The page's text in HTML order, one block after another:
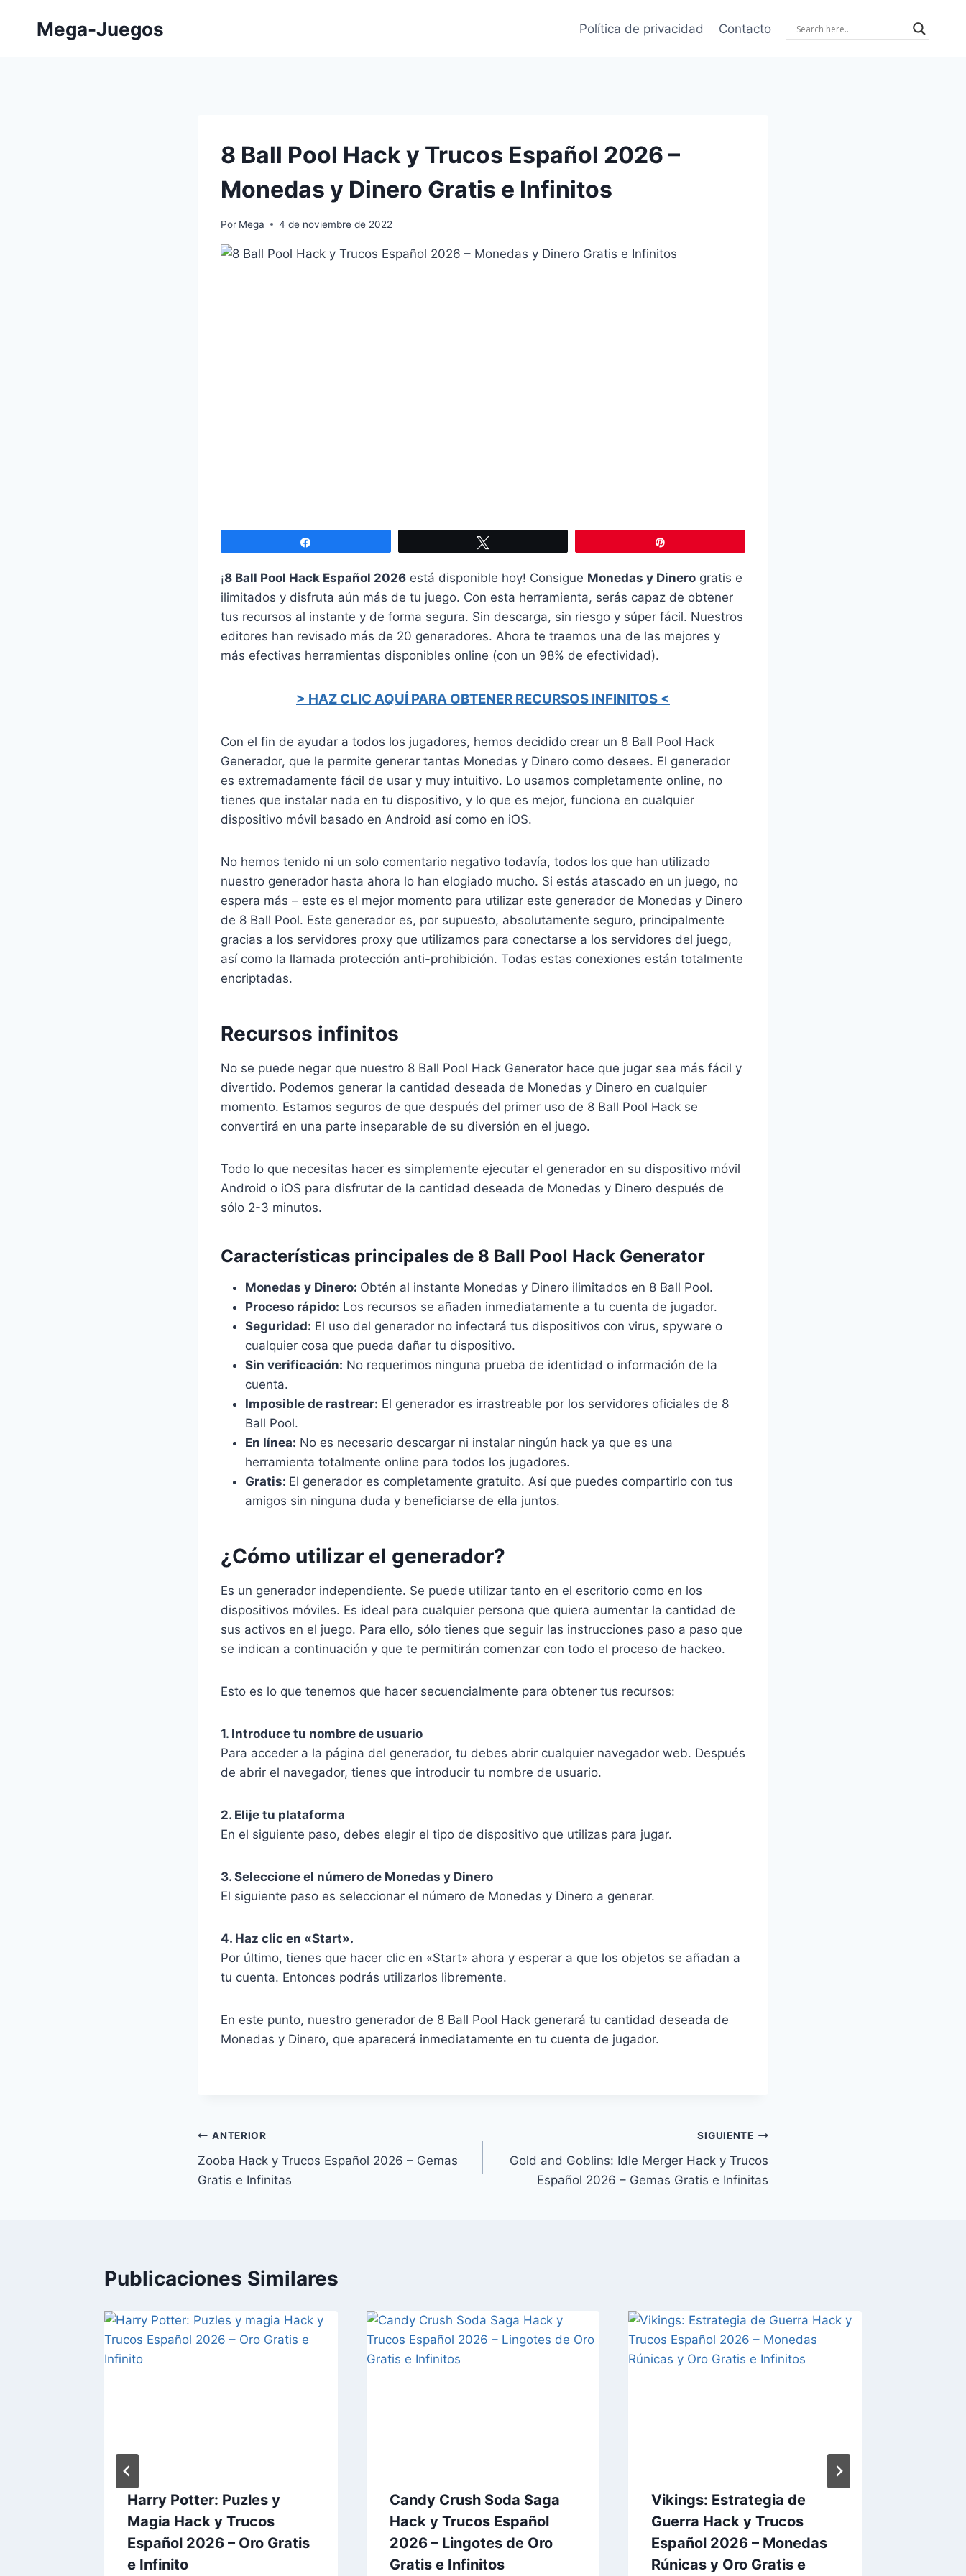
Mega-Juegos Política de privacidad Contacto
8 Ball Pool ⁣Hack y Trucos Español 2026 –
Monedas y Dinero Gratis e Infinitos
Por Mega 4 de noviembre de 2022
¡8 Ball Pool Hack Español 2026 está disponible hoy! Consigue Monedas y Dinero gratis e
ilimitados y disfruta aún más de tu juego. Con esta herramienta, serás capaz de obtener
tus recursos al instante y de forma segura. Sin descarga, sin riesgo y súper fácil. Nuestros
editores han revisado más de 20 generadores. Ahora te traemos una de las mejores y
más efectivas herramientas disponibles online (con un 98% de efectividad).
> HAZ CLIC AQUÍ PARA OBTENER RECURSOS INFINITOS <
Con el fin de ayudar a todos los jugadores, hemos decidido crear un 8 Ball Pool Hack
Generador, que le permite generar tantas Monedas y Dinero como desees. El generador
es extremadamente fácil de usar y muy intuitivo. Lo usamos completamente online, no
tienes que instalar nada en tu dispositivo, y lo que es mejor, funciona en cualquier
dispositivo móvil basado en Android así como en iOS.
No hemos tenido ni un solo comentario negativo todavía, todos los que han utilizado
nuestro generador hasta ahora lo han elogiado mucho. Si estás atascado en un juego, no
espera más – este es el mejor momento para utilizar este generador de Monedas y Dinero
de 8 Ball Pool. Este generador es, por supuesto, absolutamente seguro, principalmente
gracias a los servidores proxy que utilizamos para conectarse a los servidores del juego,
así como la llamada protección anti-prohibición. Todas estas conexiones están totalmente
encriptadas.
Recursos infinitos
No se puede negar que nuestro 8 Ball Pool Hack Generator hace que jugar sea más fácil y
divertido. Podemos generar la cantidad deseada de Monedas y Dinero en cualquier
momento. Estamos seguros de que después del primer uso de 8 Ball Pool Hack se
convertirá en una parte inseparable de su diversión en el juego.
Todo lo que necesitas hacer es simplemente ejecutar el generador en su dispositivo móvil
Android o iOS para disfrutar de la cantidad deseada de Monedas y Dinero después de
sólo 2-3 minutos.
Características principales de 8 Ball Pool Hack Generator
Monedas y Dinero: Obtén al instante Monedas y Dinero ilimitados en 8 Ball Pool.
Proceso rápido: Los recursos se añaden inmediatamente a tu cuenta de jugador.
Seguridad: El uso del generador no infectará tus dispositivos con virus, spyware o
cualquier cosa que pueda dañar tu dispositivo.
Sin verificación: No requerimos ninguna prueba de identidad o información de la
cuenta.
Imposible de rastrear: El generador es irrastreable por los servidores oficiales de 8
Ball Pool.
En línea: No es necesario descargar ni instalar ningún hack ya que es una
herramienta totalmente online para todos los jugadores.
Gratis: El generador es completamente gratuito. Así que puedes compartirlo con tus
amigos sin ninguna duda y beneficiarse de ella juntos.
¿Cómo utilizar el generador?
Es un generador independiente. Se puede utilizar tanto en el escritorio como en los
dispositivos móviles. Es ideal para cualquier persona que quiera aumentar la cantidad de
sus activos en el juego. Para ello, sólo tienes que seguir las instrucciones paso a paso que
se indican a continuación y que te permitirán comenzar con todo el proceso de hackeo.
Esto es lo que tenemos que hacer secuencialmente para obtener tus recursos:
1. Introduce tu nombre de usuario
Para acceder a la página del generador, tu debes abrir cualquier navegador web. Después
de abrir el navegador, tienes que introducir tu nombre de usuario.
2. Elije tu plataforma
En el siguiente paso, debes elegir el tipo de dispositivo que utilizas para jugar.
3. Seleccione el número de Monedas y Dinero
El siguiente paso es seleccionar el número de Monedas y Dinero a generar.
4. Haz clic en «Start».
Por último, tienes que hacer clic en «Start» ahora y esperar a que los objetos se añadan a
tu cuenta. Entonces podrás utilizarlos libremente.
En este punto, nuestro generador de 8 Ball Pool Hack generará tu cantidad deseada de
Monedas y Dinero, que aparecerá inmediatamente en tu cuenta de jugador.
Navegación
de
ANTERIOR
Zooba ⁣Hack y Trucos Español 2026 – Gemas
Gratis e Infinitas
SIGUIENTE
Gold and Goblins: Idle Merger ⁣Hack y Trucos
Español 2026 – Gemas Gratis e Infinitas
Publicaciones Similares
Harry Potter: Puzles y
Magia Hack y Trucos
Español 2026 – Oro Gratis
e Infinito
Candy Crush Soda Saga
Hack y Trucos Español
2026 – Lingotes de Oro
Gratis e Infinitos
Vikings: Estrategia de
Guerra Hack y Trucos
Español 2026 – Monedas
Rúnicas y Oro Gratis e